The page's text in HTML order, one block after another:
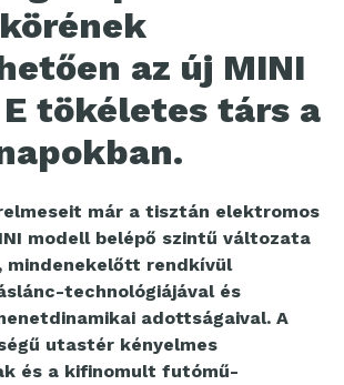
az új MINI
E tökéletes társ a
már a tisztán elektromos
modell belépő szintű változata
mindenekelőtt rendkívül
technológiájával és
adottságaival. A
utastér kényelmes
és a kifinomult futómű-